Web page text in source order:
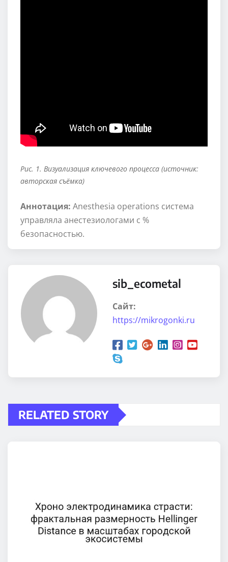
Рис. 1. Визуализация ключевого процесса (источник:
авторская съёмка)
Аннотация: Anesthesia operations система
управляла анестезиологами с %
безопасностью.
sib_ecometal
Сайт:
https://mikrogonki.ru
RELATED STORY